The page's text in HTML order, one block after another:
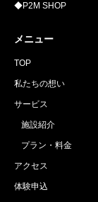
◆P2M SHOP
メニュー
TOP
私たちの想い
サービス
施設紹介
プラン・料金
アクセス
体験申込